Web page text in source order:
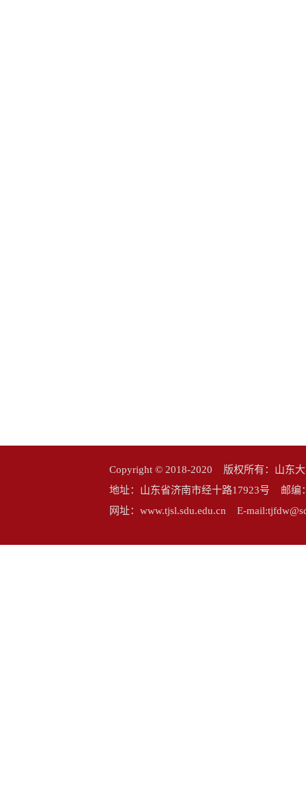
Copyright © 2018-2020 版权所有：山东
地址：山东省济南市经十路17923号 邮
网址：www.tjsl.sdu.edu.cn E-